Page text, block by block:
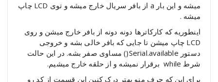
میشه و این بار a از بافر سریال خارج میشه و توی LCD چاپ
میشه .
اینطوریه که کارکاترها دونه دونه از بافر خارج میشن و روی
LCD چاپ میشن تا جایی که بافر خالی بشه و خروجی
دستور Serial.available() مساوی صفر بشه. در این حالت
شرط while برقرار نمیشه و از حلقه خارج میشیم.
برای این که حرف منو بهتر درک کنین این قسمت از کد رو